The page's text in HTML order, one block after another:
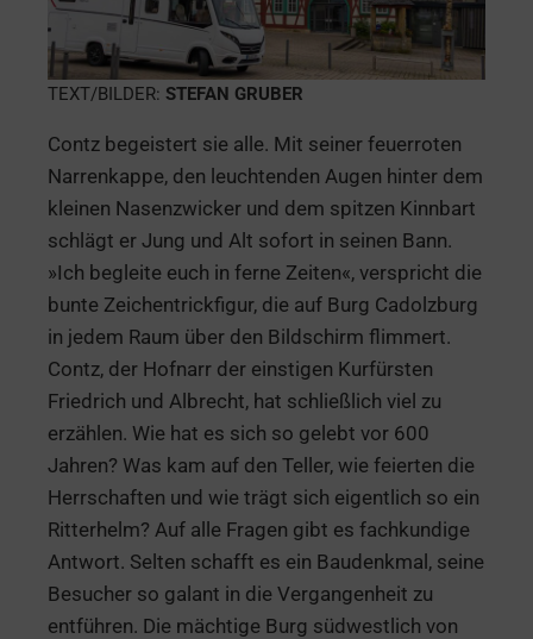
TEXT/BILDER: STEFAN GRUBER
Contz begeistert sie alle. Mit seiner feuerroten
Narrenkappe, den leuchtenden Augen hinter dem
kleinen Nasenzwicker und dem spitzen Kinnbart
schlägt er Jung und Alt sofort in seinen Bann.
»Ich begleite euch in ferne Zeiten«, verspricht die
bunte Zeichentrickfigur, die auf Burg Cadolzburg
in jedem Raum über den Bildschirm flimmert.
Contz, der Hofnarr der einstigen Kurfürsten
Friedrich und Albrecht, hat schließlich viel zu
erzählen. Wie hat es sich so gelebt vor 600
Jahren? Was kam auf den Teller, wie feierten die
Herrschaften und wie trägt sich eigentlich so ein
Ritterhelm? Auf alle Fragen gibt es fachkundige
Antwort. Selten schafft es ein Baudenkmal, seine
Besucher so galant in die Vergangenheit zu
entführen. Die mächtige Burg südwestlich von